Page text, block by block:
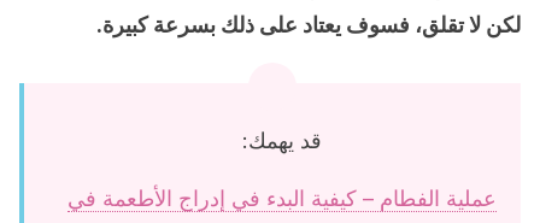
لكن لا تقلق، فسوف يعتاد على ذلك بسرعة كبيرة.
قد يهمك:
عملية الفطام – كيفية البدء في إدراج الأطعمة في